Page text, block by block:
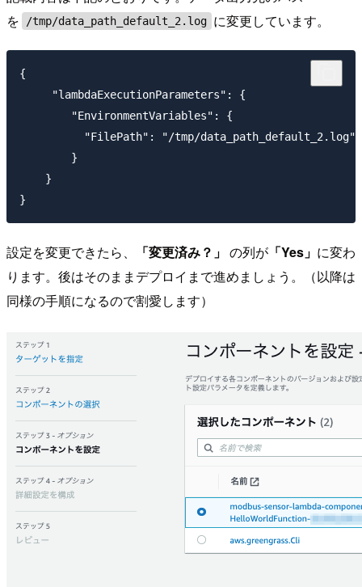
を
/tmp/data_path_default_2.log に変更しています。
{
     "lambdaExecutionParameters": {
        "EnvironmentVariables": {
          "FilePath": "/tmp/data_path_default_2.log"
        }
    }
設定を変更できたら、 「変更済み？」 の列が 「Yes」 に変わ
ります。後はそのままデプロイまで進めましょう。（以降は
同様の手順になるので割愛します）